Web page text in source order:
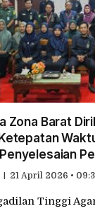
Zona Barat
21 April 2026 •
Tinggi